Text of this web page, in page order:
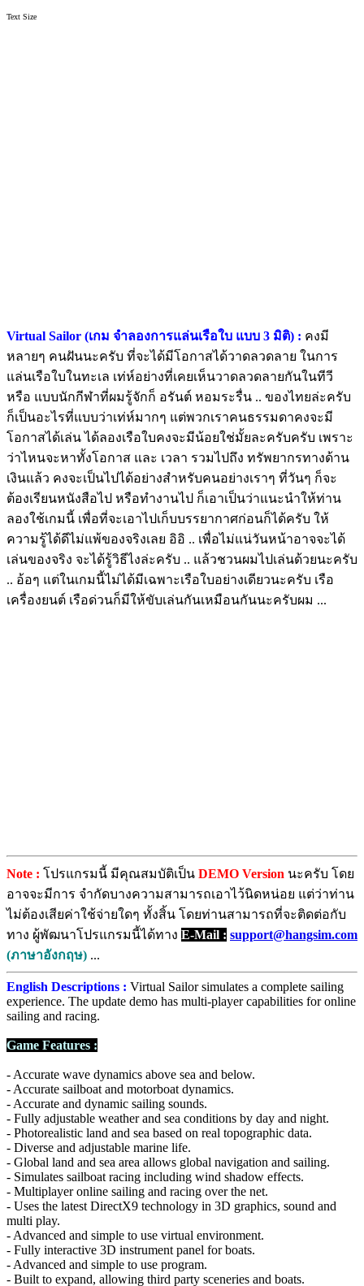
Text Size
Virtual Sailor (เกม จำลองการแล่นเรือใบ แบบ 3 มิติ) : คงมี
หลายๆ คนฝันนะครับ ที่จะได้มีโอกาสได้วาดลวดลาย ในการ
แล่นเรือใบในทะเล เท่ห์อย่างที่เคยเห็นวาดลวดลายกันในทีวี
หรือ แบบนักกีฬาที่ผมรู้จักก็ อรันต์ หอมระรื่น .. ของไทยล่ะครับ
ก็เป็นอะไรที่แบบว่าเท่ห์มากๆ แต่พวกเราคนธรรมดาคงจะมี
โอกาสได้เล่น ได้ลองเรือใบคงจะมีน้อยใช่มั้ยละครับครับ เพราะ
ว่าไหนจะหาทั้งโอกาส และ เวลา รวมไปถึง ทรัพยากรทางด้าน
เงินแล้ว คงจะเป็นไปได้อย่างสำหรับคนอย่างเราๆ ที่วันๆ ก็จะ
ต้องเรียนหนังสือไป หรือทำงานไป ก็เอาเป็นว่าแนะนำให้ท่าน
ลองใช้เกมนี้ เพื่อที่จะเอาไปเก็บบรรยากาศก่อนก็ได้ครับ ให้
ความรู้ได้ดีไม่แพ้ของจริงเลย อิอิ .. เพื่อไม่แน่วันหน้าอาจจะได้
เล่นของจริง จะได้รู้วิธีไงล่ะครับ .. แล้วชวนผมไปเล่นด้วยนะครับ
.. อ้อๆ แต่ในเกมนี้ไม่ได้มีเฉพาะเรือใบอย่างเดียวนะครับ เรือ
เครื่องยนต์ เรือด่วนก็มีให้ขับเล่นกันเหมือนกันนะครับผม ...
Note : โปรแกรมนี้ มีคุณสมบัติเป็น DEMO Version นะครับ โดย
อาจจะมีการ จำกัดบางความสามารถเอาไว้นิดหน่อย แต่ว่าท่าน
ไม่ต้องเสียค่าใช้จ่ายใดๆ ทั้งสิ้น โดยท่านสามารถที่จะติดต่อกับ
ทาง ผู้พัฒนาโปรแกรมนี้ได้ทาง E-Mail : support@hangsim.com
(ภาษาอังกฤษ) ...
English Descriptions : Virtual Sailor simulates a complete sailing
experience. The update demo has multi-player capabilities for online
sailing and racing.
Game Features :
- Accurate wave dynamics above sea and below.
- Accurate sailboat and motorboat dynamics.
- Accurate and dynamic sailing sounds.
- Fully adjustable weather and sea conditions by day and night.
- Photorealistic land and sea based on real topographic data.
- Diverse and adjustable marine life.
- Global land and sea area allows global navigation and sailing.
- Simulates sailboat racing including wind shadow effects.
- Multiplayer online sailing and racing over the net.
- Uses the latest DirectX9 technology in 3D graphics, sound and
multi play.
- Advanced and simple to use virtual environment.
- Fully interactive 3D instrument panel for boats.
- Advanced and simple to use program.
- Built to expand, allowing third party sceneries and boats.